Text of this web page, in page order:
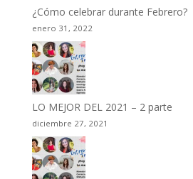
¿Cómo celebrar durante Febrero?
enero 31, 2022
LO MEJOR DEL 2021 – 2 parte
diciembre 27, 2021